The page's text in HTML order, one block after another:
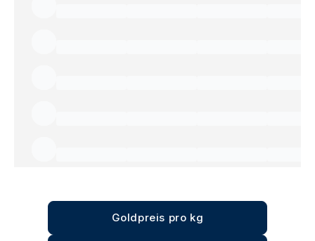
Goldpreis pro kg